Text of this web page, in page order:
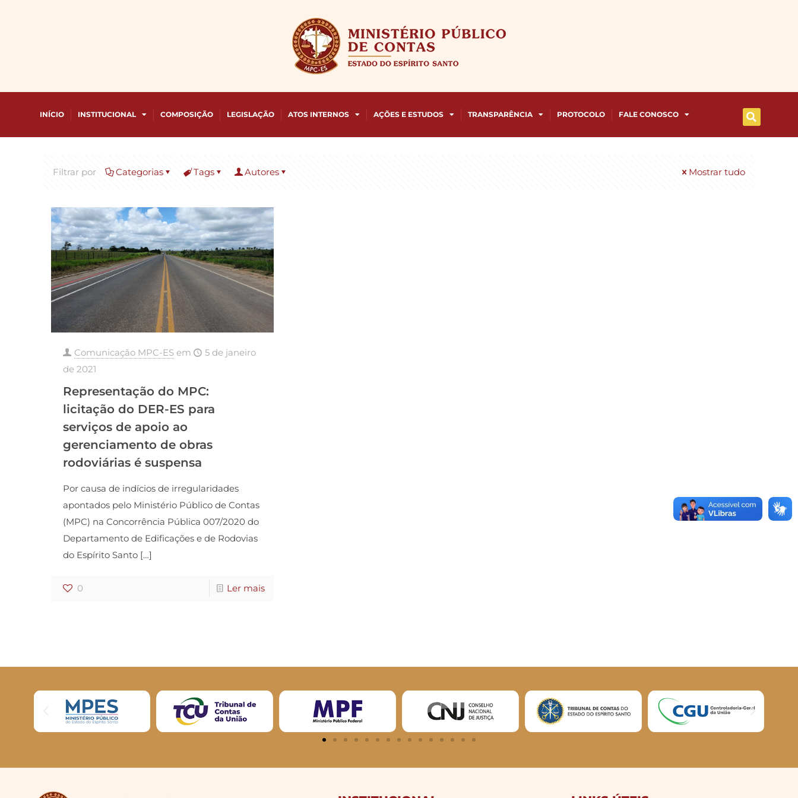
INÍCIO INSTITUCIONAL COMPOSIÇÃO LEGISLAÇÃO ATOS INTERNOS AÇÕES E ESTUDOS TRANSPARÊNCIA PROTOCOLO FALE CONOSCO
Filtrar por Categorias Tags Autores Mostrar tudo
Comunicação MPC-ES em
5 de janeiro
de 2021
Representação do MPC:
licitação do DER-ES para
serviços de apoio ao
gerenciamento de obras
rodoviárias é suspensa
Por causa de indícios de irregularidades
apontados pelo Ministério Público de Contas
(MPC) na Concorrência Pública 007/2020 do
Departamento de Edificações e de Rodovias
do Espírito Santo[…]
0 Ler mais